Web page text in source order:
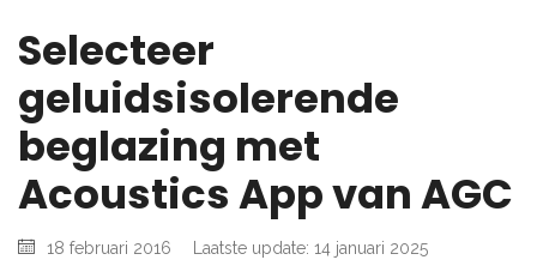
Selecteer
geluidsisolerende
beglazing met
Acoustics App van AGC
18 februari 2016 Laatste update: 14 januari 2025